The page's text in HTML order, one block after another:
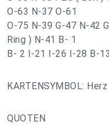
O-63 N-37 O-61
O-75 N-39 G-47 N-42
Ring ) N-41 B- 1
B- 2 I-21 I-26 I-28 B-
KARTENSYMBOL:
QUOTEN